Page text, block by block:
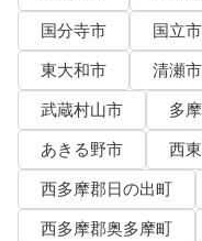
国分寺市
国立市
東大和市
清瀬市
武蔵村山市
多
あきる野市
西
西多摩郡日の出町
西多摩郡奥多摩町